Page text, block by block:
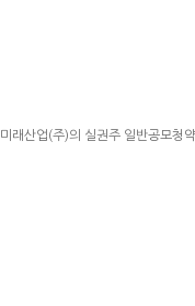
미래산업(주)의 실권주 일반공모청